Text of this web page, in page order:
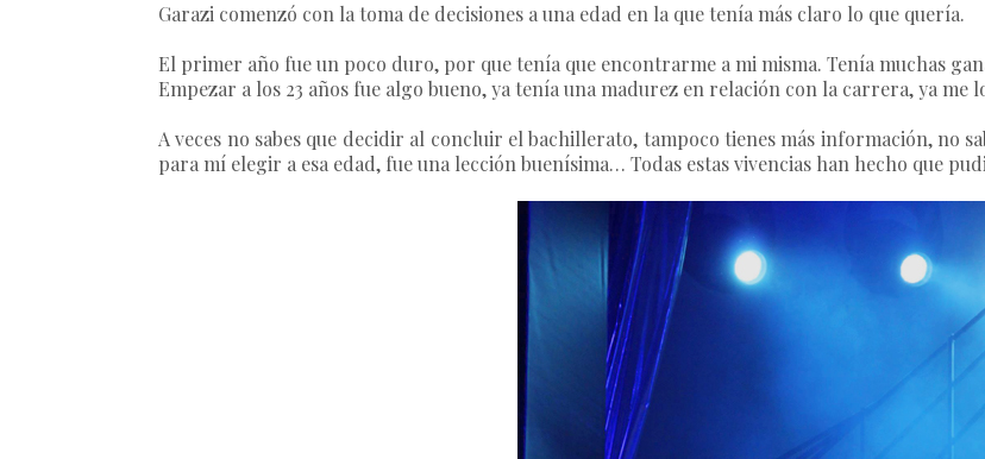
Garazi comenzó con la toma de decisiones a una edad en la que tenía más claro lo que quería.
El primer año fue un poco duro, por que tenía que encontrarme a mi misma. Tenía muchas
Empezar a los 23 años fue algo bueno, ya tenía una madurez en relación con la carrera, ya me
A veces no sabes que decidir al concluir el bachillerato, tampoco tienes más información, no
para mí elegir a esa edad, fue una lección buenísima… Todas estas vivencias han hecho que